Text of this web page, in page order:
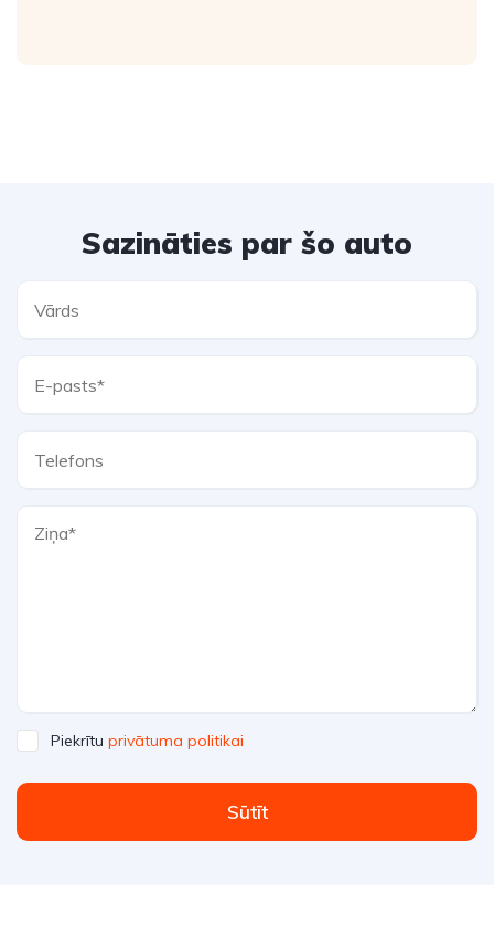
Sazināties par šo auto
Piekrītu privātuma politikai
Sūtīt